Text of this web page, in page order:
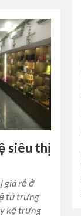
siêu thị
giá rẻ ở
tủ trưng
kệ trưng